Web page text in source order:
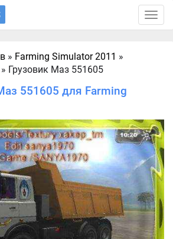
Toggle
» Farming Simulator 2011 »
» Грузовик Маз 551605
551605 для Farming